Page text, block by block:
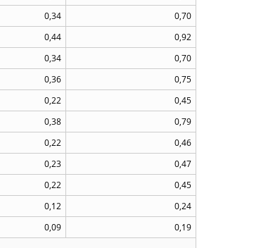
0,34
0,70
0,44
0,92
0,34
0,70
0,36
0,75
0,22
0,45
0,38
0,79
0,22
0,46
0,23
0,47
0,22
0,45
0,12
0,24
0,09
0,19